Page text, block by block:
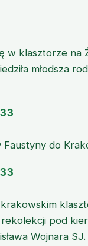
w klasztorze na
młodsza
Faustyny do
pod
Wojnara